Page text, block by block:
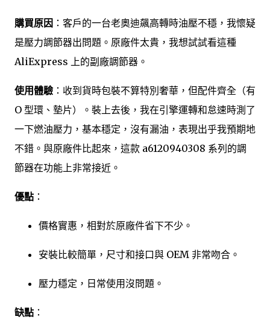
購買原因 ：客戶的一台老奧迪飆高轉時油壓不穩，我懷疑
是壓力調節器出問題。原廠件太貴，我想試試看這種
AliExpress 上的副廠調節器。
使用體驗 ：收到貨時包裝不算特別奢華，但配件齊全（有
O 型環、墊片）。裝上去後，我在引擎運轉和怠速時測了
一下燃油壓力，基本穩定，沒有漏油，表現出乎我預期地
不錯。與原廠件比起來，這款 a6120940308 系列的調
節器在功能上非常接近。
優點 ：
價格實惠，相對於原廠件省下不少。
安裝比較簡單，尺寸和接口與 OEM 非常吻合。
壓力穩定，日常使用沒問題。
缺點 ：